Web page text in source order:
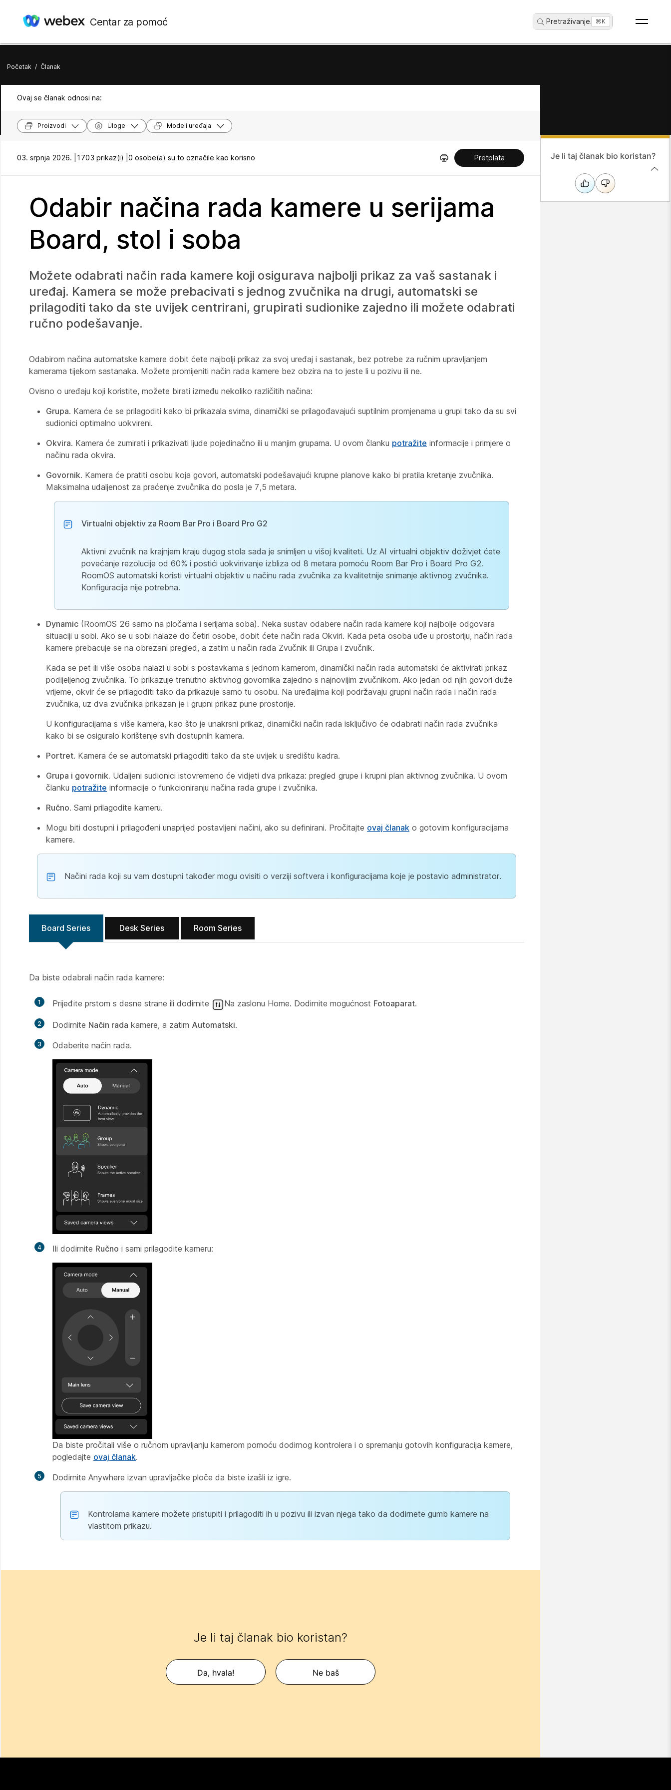
Centar za pomoć Pretraživanje... ⌘K
Početak / Članak
Ovaj se članak odnosi na:
Proizvodi Uloge Modeli uređaja
03. srpnja 2026. | 1703 prikaz(i) | 0 osobe(a) su to označile kao korisno Pretplata
Odabir načina rada kamere u serijama
Board, stol i soba
Možete odabrati način rada kamere koji osigurava najbolji prikaz za vaš sastanak i
uređaj. Kamera se može prebacivati s jednog zvučnika na drugi, automatski se
prilagoditi tako da ste uvijek centrirani, grupirati sudionike zajedno ili možete odabrati
ručno podešavanje.
Odabirom načina automatske kamere dobit ćete najbolji prikaz za svoj uređaj i sastanak, bez potrebe za ručnim upravljanjem
kamerama tijekom sastanaka. Možete promijeniti način rada kamere bez obzira na to jeste li u pozivu ili ne.
Ovisno o uređaju koji koristite, možete birati između nekoliko različitih načina:
Grupa. Kamera će se prilagoditi kako bi prikazala svima, dinamički se prilagođavajući suptilnim promjenama u grupi tako da su svi
sudionici optimalno uokvireni.
Okvira. Kamera će zumirati i prikazivati ljude pojedinačno ili u manjim grupama. U ovom članku potražite informacije i primjere o
načinu rada okvira.
Govornik. Kamera će pratiti osobu koja govori, automatski podešavajući krupne planove kako bi pratila kretanje zvučnika.
Maksimalna udaljenost za praćenje zvučnika do posla je 7,5 metara.
Virtualni objektiv za Room Bar Pro i Board Pro G2
Aktivni zvučnik na krajnjem kraju dugog stola sada je snimljen u višoj kvaliteti. Uz AI virtualni objektiv doživjet ćete
povećanje rezolucije od 60% i postići uokvirivanje izbliza od 8 metara pomoću Room Bar Pro i Board Pro G2.
RoomOS automatski koristi virtualni objektiv u načinu rada zvučnika za kvalitetnije snimanje aktivnog zvučnika.
Konfiguracija nije potrebna.
Dynamic (RoomOS 26 samo na pločama i serijama soba). Neka sustav odabere način rada kamere koji najbolje odgovara
situaciji u sobi. Ako se u sobi nalaze do četiri osobe, dobit ćete način rada Okviri. Kada peta osoba uđe u prostoriju, način rada
kamere prebacuje se na obrezani pregled, a zatim u način rada Zvučnik ili Grupa i zvučnik.
Kada se pet ili više osoba nalazi u sobi s postavkama s jednom kamerom, dinamički način rada automatski će aktivirati prikaz
podijeljenog zvučnika. To prikazuje trenutno aktivnog govornika zajedno s najnovijim zvučnikom. Ako jedan od njih govori duže
vrijeme, okvir će se prilagoditi tako da prikazuje samo tu osobu. Na uređajima koji podržavaju grupni način rada i način rada
zvučnika, uz dva zvučnika prikazan je i grupni prikaz pune prostorije.
U konfiguracijama s više kamera, kao što je unakrsni prikaz, dinamički način rada isključivo će odabrati način rada zvučnika
kako bi se osiguralo korištenje svih dostupnih kamera.
Portret. Kamera će se automatski prilagoditi tako da ste uvijek u središtu kadra.
Grupa i govornik. Udaljeni sudionici istovremeno će vidjeti dva prikaza: pregled grupe i krupni plan aktivnog zvučnika. U ovom
članku potražite informacije o funkcioniranju načina rada grupe i zvučnika.
Ručno. Sami prilagodite kameru.
Mogu biti dostupni i prilagođeni unaprijed postavljeni načini, ako su definirani. Pročitajte ovaj članak o gotovim konfiguracijama
kamere.
Načini rada koji su vam dostupni također mogu ovisiti o verziji softvera i konfiguracijama koje je postavio administrator.
Board Series Desk Series Room Series
Da biste odabrali način rada kamere:
1 Prijeđite prstom s desne strane ili dodirnite Na zaslonu Home. Dodirnite mogućnost Fotoaparat.
2 Dodirnite Način rada kamere, a zatim Automatski.
3 Odaberite način rada.
4 Ili dodirnite Ručno i sami prilagodite kameru:
Da biste pročitali više o ručnom upravljanju kamerom pomoću dodirnog kontrolera i o spremanju gotovih konfiguracija kamere,
pogledajte ovaj članak.
5 Dodirnite Anywhere izvan upravljačke ploče da biste izašli iz igre.
Kontrolama kamere možete pristupiti i prilagoditi ih u pozivu ili izvan njega tako da dodirnete gumb kamere na
vlastitom prikazu.
Je li taj članak bio koristan?
Da, hvala! Ne baš
Je li taj članak bio koristan?